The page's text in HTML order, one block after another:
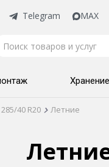
Telegram MAX
40 R20 Летние